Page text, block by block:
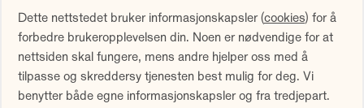
Vi gjør oppmerksom på at historisk avkastning ikke er noen
garanti for fremtidig avkastning. Fremtidig avkastning vil
blant annet avhenge av markedsutviklingen, forvalters
dyktighet, fondets risiko samt kostnader ved forvaltning.
Avkastningen kan bli negativ som følge av kurstap.
Dette nettstedet bruker informasjonskapsler (cookies) for å
forbedre brukeropplevelsen din. Noen er nødvendige for at
nettsiden skal fungere, mens andre hjelper oss med å
tilpasse og skreddersy tjenesten best mulig for deg. Vi
benytter både egne informasjonskapsler og fra tredjepart.